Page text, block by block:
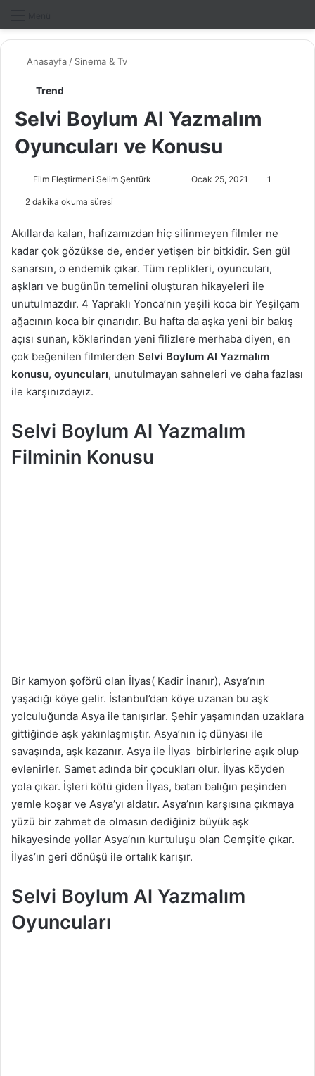
Anasayfa / Sinema & Tv
Trend
Selvi Boylum Al Yazmalım
Oyuncuları ve Konusu
Film Eleştirmeni Selim Şentürk
l
o
w
n
e
-
p
o
t
r
Ocak 25, 2021 1
2 dakika okuma süresi
Akıllarda kalan, hafızamızdan hiç silinmeyen filmler ne
kadar çok gözükse de, ender yetişen bir bitkidir. Sen gül
sanarsın, o endemik çıkar. Tüm replikleri, oyuncuları,
aşkları ve bugünün temelini oluşturan hikayeleri ile
unutulmazdır. 4 Yapraklı Yonca’nın yeşili koca bir Yeşilçam
ağacının koca bir çınarıdır. Bu hafta da aşka yeni bir bakış
açısı sunan, köklerinden yeni filizlere merhaba diyen, en
çok beğenilen filmlerden Selvi Boylum Al Yazmalım
konusu, oyuncuları, unutulmayan sahneleri ve daha fazlası
ile karşınızdayız.
Selvi Boylum Al Yazmalım
Filminin Konusu
Bir kamyon şoförü olan İlyas( Kadir İnanır), Asya’nın
yaşadığı köye gelir. İstanbul’dan köye uzanan bu aşk
yolculuğunda Asya ile tanışırlar. Şehir yaşamından uzaklara
gittiğinde aşk yakınlaşmıştır. Asya’nın iç dünyası ile
savaşında, aşk kazanır. Asya ile İlyas birbirlerine aşık olup
evlenirler. Samet adında bir çocukları olur. İlyas köyden
yola çıkar. İşleri kötü giden İlyas, batan balığın peşinden
yemle koşar ve Asya’yı aldatır. Asya’nın karşısına çıkmaya
yüzü bir zahmet de olmasın dediğiniz büyük aşk
hikayesinde yollar Asya’nın kurtuluşu olan Cemşit’e çıkar.
İlyas’ın geri dönüşü ile ortalık karışır.
Selvi Boylum Al Yazmalım
Oyuncuları